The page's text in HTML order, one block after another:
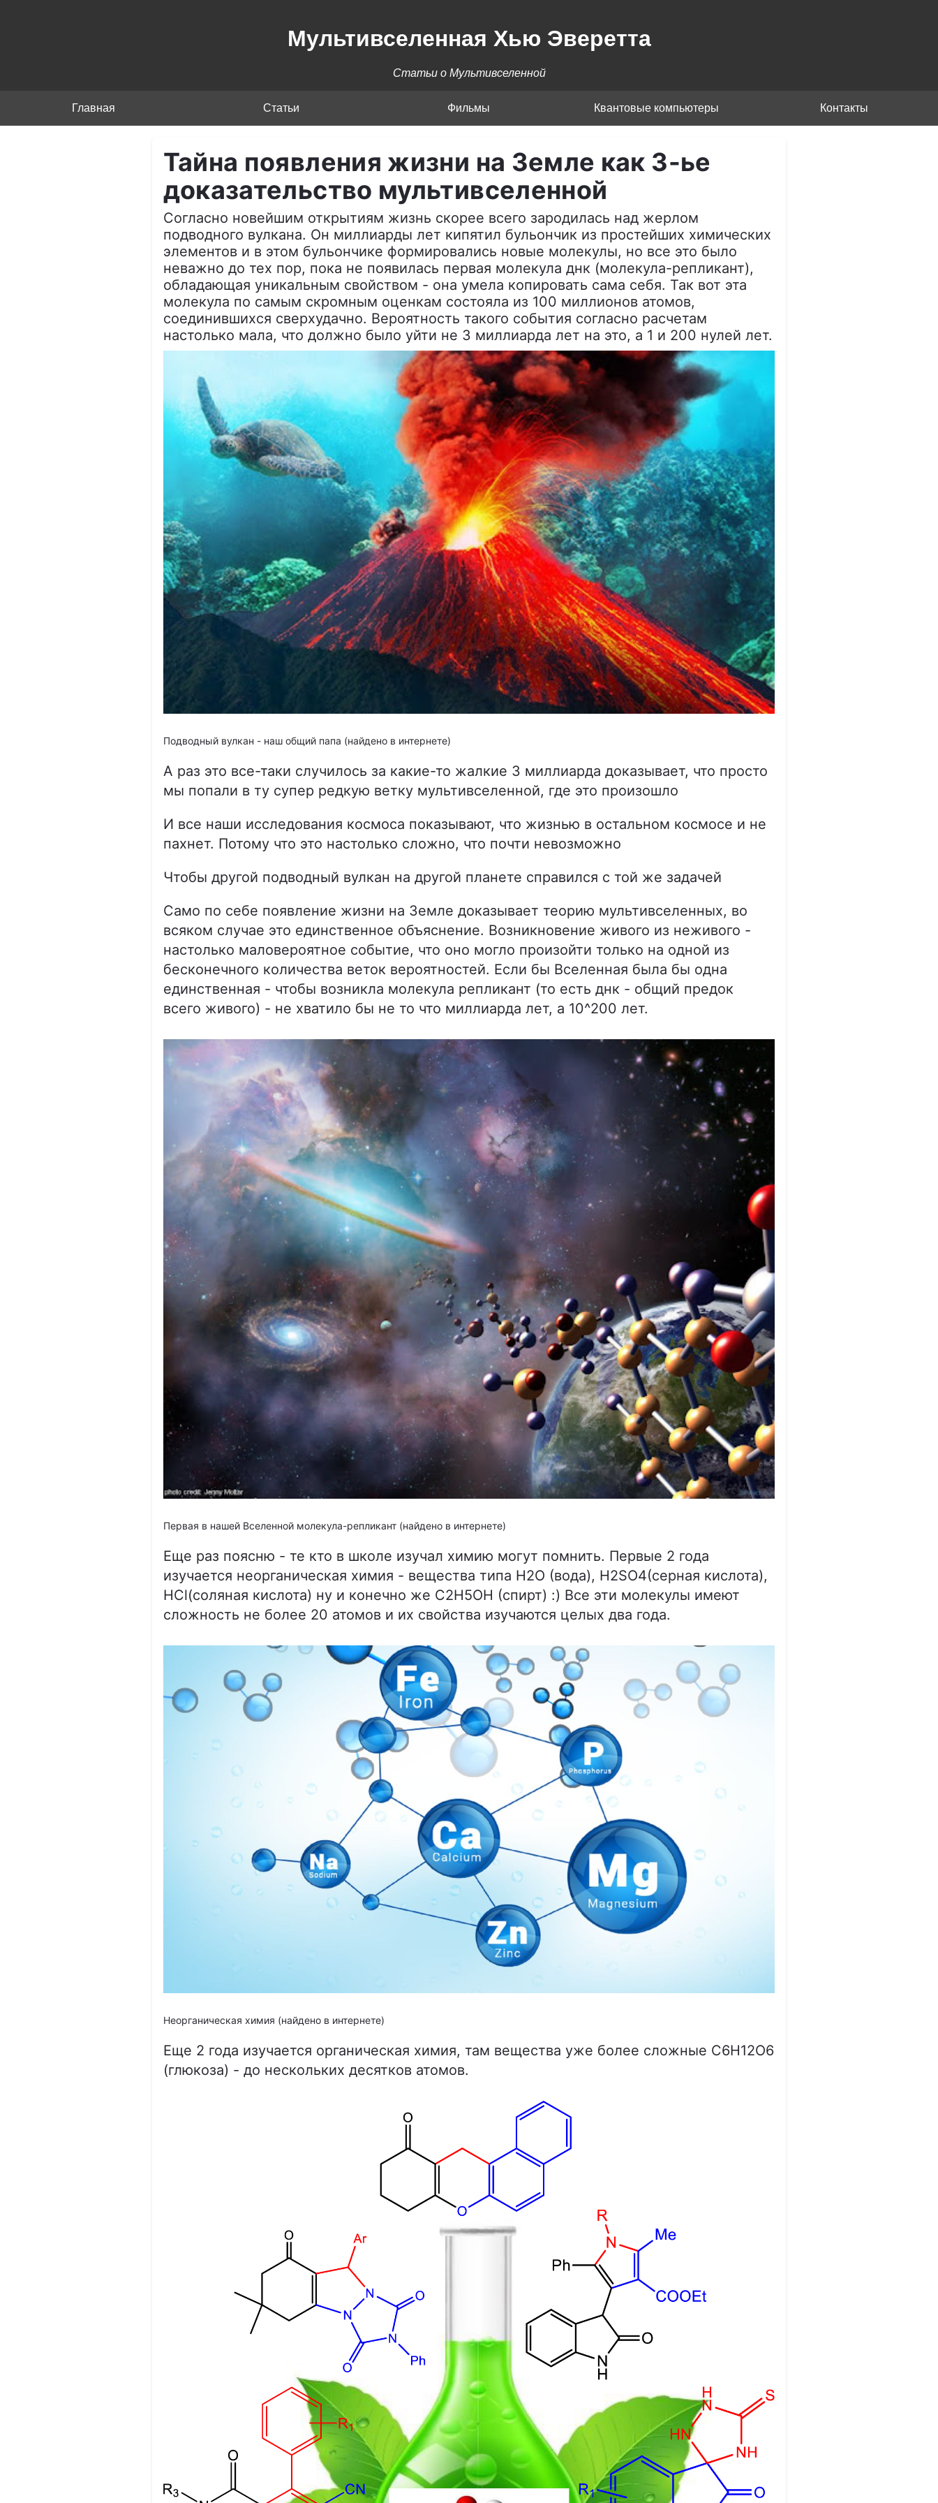
Мультивселенная Хью Эверетта
Статьи о Мультивселенной
Главная Статьи Фильмы Квантовые компьютеры Контакты
Тайна появления жизни на Земле как 3-ье
доказательство мультивселенной
Согласно новейшим открытиям жизнь скорее всего зародилась над жерлом
подводного вулкана. Он миллиарды лет кипятил бульончик из простейших химических
элементов и в этом бульончике формировались новые молекулы, но все это было
неважно до тех пор, пока не появилась первая молекула днк (молекула-репликант),
обладающая уникальным свойством - она умела копировать сама себя. Так вот эта
молекула по самым скромным оценкам состояла из 100 миллионов атомов,
соединившихся сверхудачно. Вероятность такого события согласно расчетам
настолько мала, что должно было уйти не 3 миллиарда лет на это, а 1 и 200 нулей лет.
Подводный вулкан - наш общий папа (найдено в интернете)
А раз это все-таки случилось за какие-то жалкие 3 миллиарда доказывает, что просто
мы попали в ту супер редкую ветку мультивселенной, где это произошло
И все наши исследования космоса показывают, что жизнью в остальном космосе и не
пахнет. Потому что это настолько сложно, что почти невозможно
Чтобы другой подводный вулкан на другой планете справился с той же задачей
Само по себе появление жизни на Земле доказывает теорию мультивселенных, во
всяком случае это единственное объяснение. Возникновение живого из неживого -
настолько маловероятное событие, что оно могло произойти только на одной из
бесконечного количества веток вероятностей. Если бы Вселенная была бы одна
единственная - чтобы возникла молекула репликант (то есть днк - общий предок
всего живого) - не хватило бы не то что миллиарда лет, а 10^200 лет.
Первая в нашей Вселенной молекула-репликант (найдено в интернете)
Еще раз поясню - те кто в школе изучал химию могут помнить. Первые 2 года
изучается неорганическая химия - вещества типа H2O (вода), H2SO4(серная кислота),
HCl(соляная кислота) ну и конечно же C2H5OH (спирт) :) Все эти молекулы имеют
сложность не более 20 атомов и их свойства изучаются целых два года.
Неорганическая химия (найдено в интернете)
Еще 2 года изучается органическая химия, там вещества уже более сложные C6H12O6
(глюкоза) - до нескольких десятков атомов.